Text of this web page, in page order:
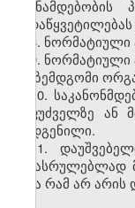
8.
9. ნორმატიული
და ზემდგომი
10.
საფუძველზე
დადგენილი.
11.
შესასრულებლად
სხვა რამ არ